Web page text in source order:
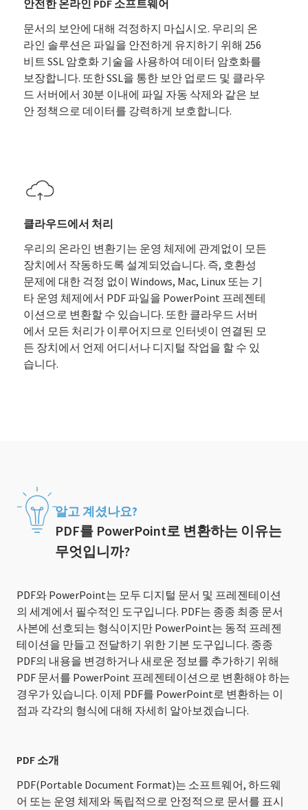
안전한 온라인 PDF 소프트웨어
문서의 보안에 대해 걱정하지 마십시오. 우리의 온
라인 솔루션은 파일을 안전하게 유지하기 위해 256
비트 SSL 암호화 기술을 사용하여 데이터 암호화를
보장합니다. 또한 SSL을 통한 보안 업로드 및 클라우
드 서버에서 30분 이내에 파일 자동 삭제와 같은 보
안 정책으로 데이터를 강력하게 보호합니다.
클라우드에서 처리
우리의 온라인 변환기는 운영 체제에 관계없이 모든
장치에서 작동하도록 설계되었습니다. 즉, 호환성
문제에 대한 걱정 없이 Windows, Mac, Linux 또는 기
타 운영 체제에서 PDF 파일을 PowerPoint 프레젠테
이션으로 변환할 수 있습니다. 또한 클라우드 서버
에서 모든 처리가 이루어지므로 인터넷이 연결된 모
든 장치에서 언제 어디서나 디지털 작업을 할 수 있
습니다.
알고 계셨나요?
PDF를 PowerPoint로 변환하는 이유는
무엇입니까?
PDF와 PowerPoint는 모두 디지털 문서 및 프레젠테이션
의 세계에서 필수적인 도구입니다. PDF는 종종 최종 문서
사본에 선호되는 형식이지만 PowerPoint는 동적 프레젠
테이션을 만들고 전달하기 위한 기본 도구입니다. 종종
PDF의 내용을 변경하거나 새로운 정보를 추가하기 위해
PDF 문서를 PowerPoint 프레젠테이션으로 변환해야 하는
경우가 있습니다. 이제 PDF를 PowerPoint로 변환하는 이
점과 각각의 형식에 대해 자세히 알아보겠습니다.
PDF 소개
PDF(Portable Document Format)는 소프트웨어, 하드웨
어 또는 운영 체제와 독립적으로 안정적으로 문서를 표시